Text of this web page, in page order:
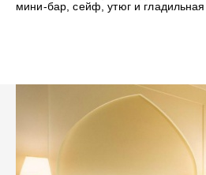
мини-бар, сейф, утюг и